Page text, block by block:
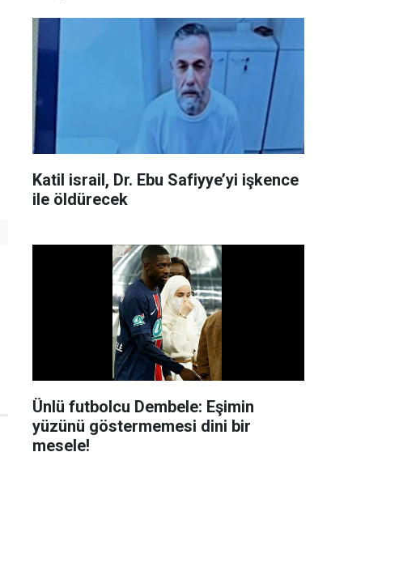
Katil israil, Dr. Ebu Safiyye’yi işkence
ile öldürecek
Ünlü futbolcu Dembele: Eşimin
yüzünü göstermemesi dini bir
mesele!